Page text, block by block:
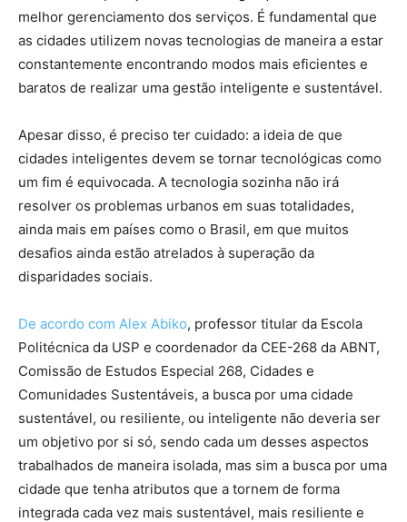
melhor gerenciamento dos serviços. É fundamental que
as cidades utilizem novas tecnologias de maneira a estar
constantemente encontrando modos mais eficientes e
baratos de realizar uma gestão inteligente e sustentável.
Apesar disso, é preciso ter cuidado: a ideia de que
cidades inteligentes devem se tornar tecnológicas como
um fim é equivocada. A tecnologia sozinha não irá
resolver os problemas urbanos em suas totalidades,
ainda mais em países como o Brasil, em que muitos
desafios ainda estão atrelados à superação da
disparidades sociais.
De acordo com Alex Abiko, professor titular da Escola
Politécnica da USP e coordenador da CEE-268 da ABNT,
Comissão de Estudos Especial 268, Cidades e
Comunidades Sustentáveis, a busca por uma cidade
sustentável, ou resiliente, ou inteligente não deveria ser
um objetivo por si só, sendo cada um desses aspectos
trabalhados de maneira isolada, mas sim a busca por uma
cidade que tenha atributos que a tornem de forma
integrada cada vez mais sustentável, mais resiliente e